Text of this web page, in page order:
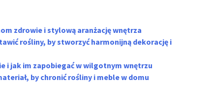
zdrowie i stylową aranżację wnętrza
rośliny, by stworzyć harmonijną dekorację i
i jak im zapobiegać w wilgotnym wnętrzu
by chronić rośliny i meble w domu